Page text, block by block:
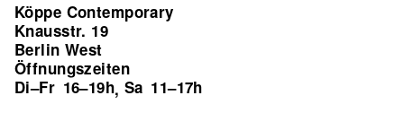
Köppe Contemporary
Knausstr. 19
Berlin West
Öffnungszeiten
Di–Fr 16–19h, Sa 11–17h